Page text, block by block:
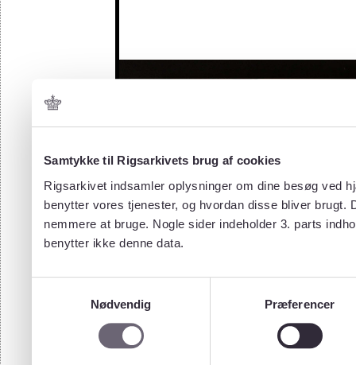
Samtykke til Rigsarkivets brug af cookies
Rigsarkivet indsamler oplysninger om dine besøg ved
benytter vores tjenester, og hvordan disse bliver
nemmere at bruge. Nogle sider indeholder 3. parts
benytter ikke denne data.
Nødvendig
Præferencer